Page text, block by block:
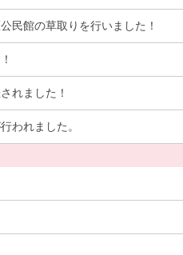
民館の草取りを行いました！
れました！
われました。